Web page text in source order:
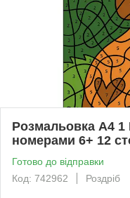
Розмальовка А4
номерами 6+ 12
Готово до відправки
Код: 742962
Роздріб